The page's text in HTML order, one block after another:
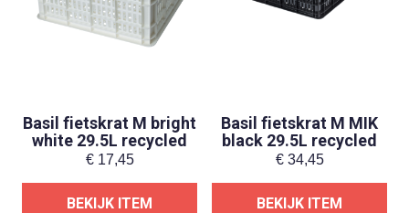
Basil fietskrat M bright
white 29.5L recycled
€17,45
BEKIJK ITEM
Basil fietskrat M MIK
black 29.5L recycled
€34,45
BEKIJK ITEM